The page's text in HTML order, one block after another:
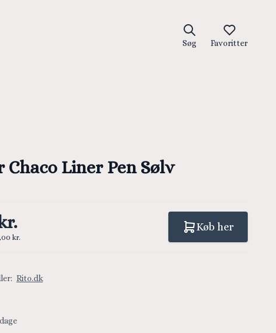
Søg
Favoritter
Chaco Liner Pen Sølv
kr.
Køb her
Rito.dk